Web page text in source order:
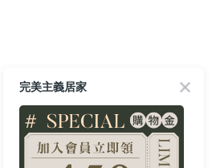
完美主義居家